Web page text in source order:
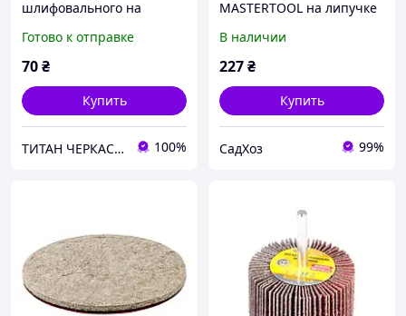
шлифовального на
"Mastertool" УЦЕНКА!!!
Смотреть фото!
Готово к отправке
70₴
Купить
ТИТАН ЧЕРКАСИ ЗАПЧАСТИНИ 100%
MASTERTOOL на липучке
жесткий влагостойкий 6
мм Ø 100 мм набор 5 шт
В наличии
227₴
Купить
СадХоз 99%